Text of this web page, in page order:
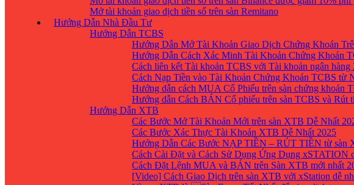
Mở tài khoản giao dịch tiền số trên sàn Remitano
Hướng Dẫn Nhà Đầu Tư
Hướng Dẫn TCBS
Hướng Dẫn Mở Tài Khoản Giao Dịch Chứng Khoán
Hướng Dẫn Cách Xác Minh Tài Khoản Chứng Khoán
Cách liên kết Tài khoản TCBS với Tài khoản ngân hàng
Cách Nạp Tiền vào Tài Khoản Chứng Khoán TCBS từ
Hướng dẫn cách MUA Cổ Phiếu trên sàn chứng khoán
Hướng dẫn Cách BÁN Cổ phiếu trên sàn TCBS và Rút
Hướng Dẫn XTB
Các Bước Mở Tài Khoản Mới trên sàn XTB Dễ Nhất
Các Bước Xác Thực Tài Khoản XTB Dễ Nhất 2025
Hướng Dẫn Các Bước NẠP TIỀN – RÚT TIỀN từ sàn
Cách Cài Đặt và Cách Sử Dụng Ứng Dụng xSTATION
Cách Đặt Lệnh MUA và BÁN trên Sàn XTB mới nhất
[Video] Cách Giao Dịch trên sàn XTB với xStation dễ